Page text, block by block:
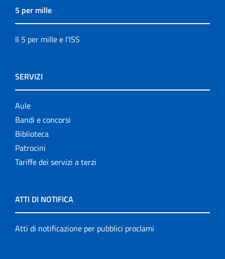
5 per mille
Il 5 per mille e l'ISS
SERVIZI
Aule
Bandi e concorsi
Biblioteca
Patrocini
Tariffe dei servizi a terzi
ATTI DI NOTIFICA
Atti di notificazione per pubblici proclami